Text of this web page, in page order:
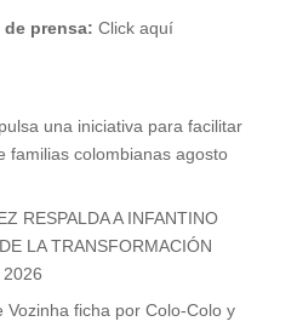
prensa: Click aquí
una iniciativa para facilitar
familias colombianas agosto
RESPALDA A INFANTINO
LA TRANSFORMACIÓN
Vozinha ficha por Colo-Colo y